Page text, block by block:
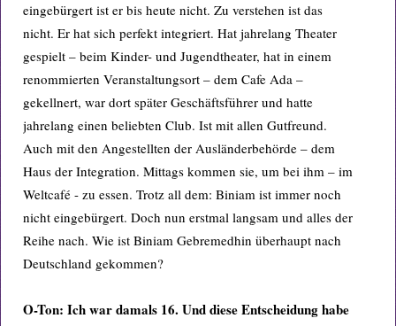
eingebürgert ist er bis heute nicht. Zu verstehen ist das
nicht. Er hat sich perfekt integriert. Hat jahrelang Theater
gespielt – beim Kinder- und Jugendtheater, hat in einem
renommierten Veranstaltungsort – dem Cafe Ada –
gekellnert, war dort später Geschäftsführer und hatte
jahrelang einen beliebten Club. Ist mit allen Gutfreund.
Auch mit den Angestellten der Ausländerbehörde – dem
Haus der Integration. Mittags kommen sie, um bei ihm – im
Weltcafé - zu essen. Trotz all dem: Biniam ist immer noch
nicht eingebürgert. Doch nun erstmal langsam und alles der
Reihe nach. Wie ist Biniam Gebremedhin überhaupt nach
Deutschland gekommen?
O-Ton: Ich war damals 16. Und diese Entscheidung habe